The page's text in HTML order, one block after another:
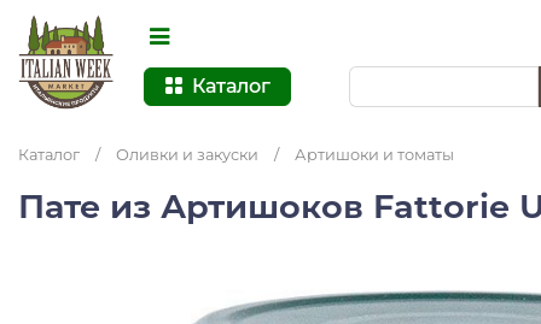
Каталог
Каталог / Оливки и закуски / Артишоки и томаты
Пате из Артишоков Fattorie